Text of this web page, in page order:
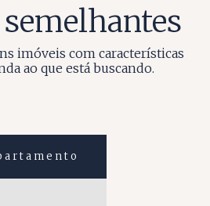
imóveis com características
ao que está buscando.